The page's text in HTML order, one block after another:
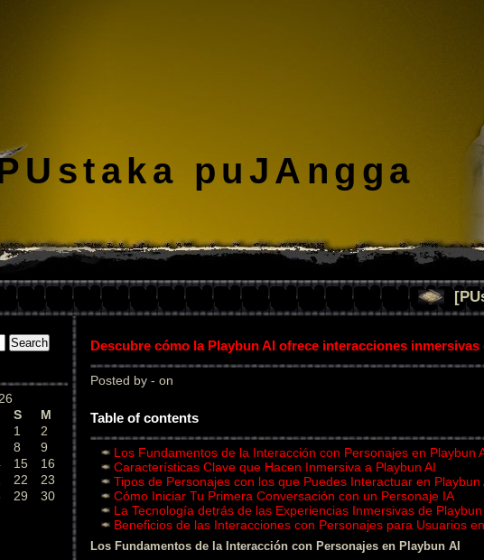
puJAngga
S
M
1
2
8
9
15
16
22
23
29
30
Descubre cómo la Playbun AI ofrece interacciones
Posted by - on
Table of contents
Los Fundamentos de la Interacción con Personajes en Playbun
Características Clave que Hacen Inmersiva a Playbun AI
Tipos de Personajes con los que Puedes Interactuar en Playbun
Cómo Iniciar Tu Primera Conversación con un Personaje IA
La Tecnología detrás de las Experiencias Inmersivas de Playbun
Beneficios de las Interacciones con Personajes para Usuarios
Los Fundamentos de la Interacción con Personajes en Playbun AI